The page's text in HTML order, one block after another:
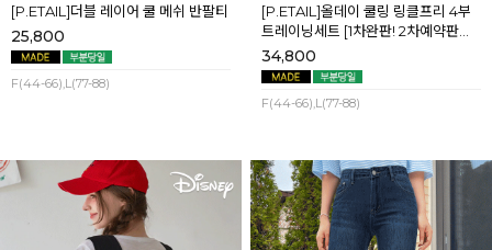
[P.ETAIL]더블 레이어 쿨 메쉬 반팔티
25,800
F(44-66),L(77-88)
[P.ETAIL]올데이 쿨링 링클프리 4부
트레이닝세트 [1차완판! 2차예약판매]
[블랙L] 8월셋째주 순차배송
34,800
F(44-66),L(77-88)